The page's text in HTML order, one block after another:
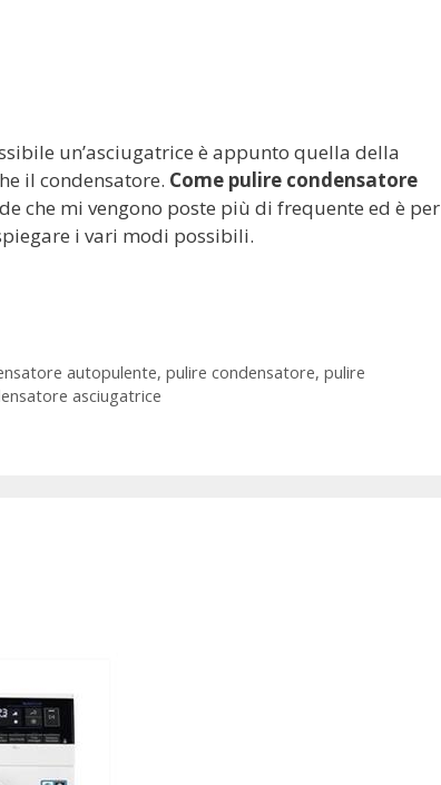
un’asciugatrice è appunto quella della
il condensatore. Come pulire condensatore
che mi vengono poste più di frequente ed è per
i vari modi possibili.
autopulente, pulire condensatore, pulire
asciugatrice